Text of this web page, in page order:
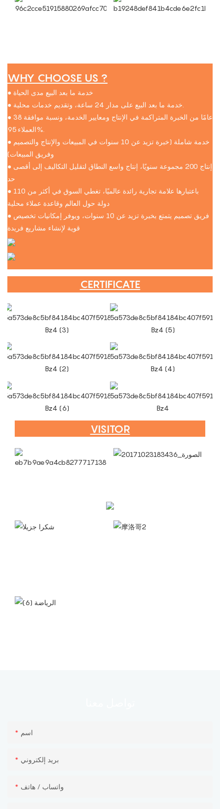
WHY CHOOSE US ?
● خدمة ما بعد البيع مدى الحياة
● 38 عامًا من الخبرة المتراكمة في الإنتاج ومعايير الخدمة، ونسبة موافقة
العملاء 95%.
● خدمة شاملة (خبرة تزيد عن 10 سنوات في المبيعات والإنتاج والتصميم
وفريق المبيعات)
● إنتاج 200 مجموعة سنويًا، إنتاج واسع النطاق لتقليل التكاليف إلى أقصى
حد
● باعتبارها علامة تجارية رائدة عالميًا، تغطي السوق في أكثر من 110
دولة حول العالم وقاعدة عملاء محلية
● فريق تصميم يتمتع بخبرة تزيد عن 10 سنوات، ويوفر إمكانيات تخصيص
قوية لإنشاء مشاريع فريدة
CERTIFICATE
VISITOR
اسم
بريد إلكتروني
واتساب / هاتف